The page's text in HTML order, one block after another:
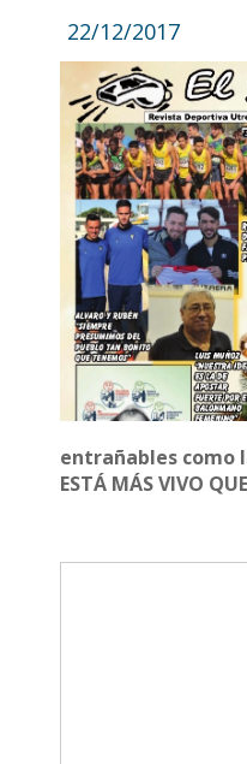
22/12/2017
entrañables como
ESTÁ MÁS VIVO